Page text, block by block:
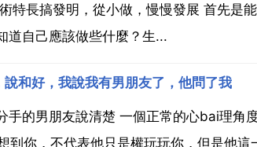
特長搞發明，從小做，慢慢發展 首先是
道自己應該做些什麼？生...
和好，我說我有男朋友了，他問了我
手的男朋友說清楚 一個正常的心bai理角
你，不代表他只是權玩玩你，但是他這